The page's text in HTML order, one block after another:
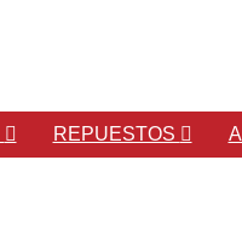
REPUESTOS